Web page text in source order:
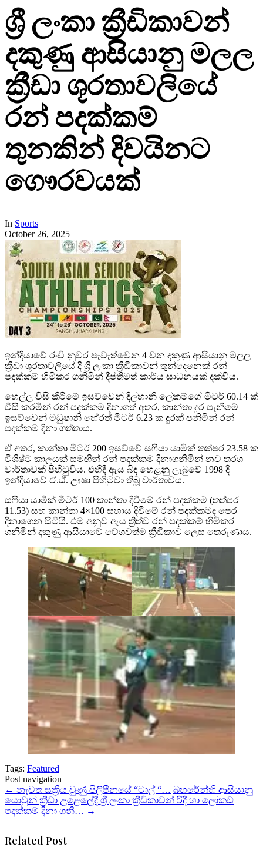
ශ්‍රී ලංකා ක්‍රීඩිකාවන්
දකුණු ආසියානු මලල
ක්‍රීඩා ශූරතාවලියේ
රන් පදක්කම්
තුනකින් දිවයිනට
ගෞරවයක්
In Sports
October 26, 2025
ඉන්දියාවේ රංචි නුවර පැවැත්වෙන 4 වන දකුණු ආසියානු මලල
ක්‍රීඩා ශූරතාවලියේ දී ශ්‍රී ලංකා ක්‍රීඩිකාවන් තුන්දෙනෙක් රන්
පදක්කම් හිමිකර ගනිමින් දීප්තිමත් කාර්ය සාධනයක් දක්වීය.
හෙල්ල විසි කිරීමේ ඉසව්වෙන් දිල්හානි ලේකම්ගේ මීටර් 60.14 ක්
විසි කරමින් රන් පදක්කම දිනාගත් අතර, කාන්තා දුර පැනීමේ
ඉසව්වෙන් මධුෂානි හේරත් මීටර් 6.23 ක දුරක් පනිමින් රන්
පදක්කම දිනා ගත්තාය.
ඒ අතර, කාන්තා මීටර් 200 ඉසව්වේ සෆියා යාමික් තත්පර 23.58 ක
විශිෂ්ට කාලයක් සමඟින් රන් පදක්කම දිනාගනිමින් නව තරග
වාර්තාවක් පිහිටුවීය. එහිදී ඇය බිඳ හෙළනු ලැබුවේ 1998 දී
ඉන්දියාවේ ඵ්.ඨ්. ඌෂා පිහිටුවා තිබූ වාර්තාවය.
සෆියා යාමික් මීටර් 100 කාන්තා දිවීමේ රන් පදක්කම (තත්පර
11.53) සහ කාන්තා 4×100 සහාය දිවීමේ රන් පදක්කමද පෙර
දිනාගෙන සිටියි. එම අනුව ඇය ත්‍රිත්ව රන් පදක්කම් හිමිකර
ගනිමින් දකුණු ආසියාවේ වේගවත්ම ක්‍රීඩිකාව ලෙස තෙරුණාය.
Tags: Featured
Post navigation
← නැවත සක්‍රීය වුණු පිලිපීනයේ “ටාල් “… බහරේන්හි ආසියානු
යොවුන් ක්‍රීඩා උළෙලේදී ශ්‍රී ලංකා ක්‍රීඩිකාවන් රිදී හා ලෝකඩ
පදක්කම් දිනා ගනී… →
Related Post